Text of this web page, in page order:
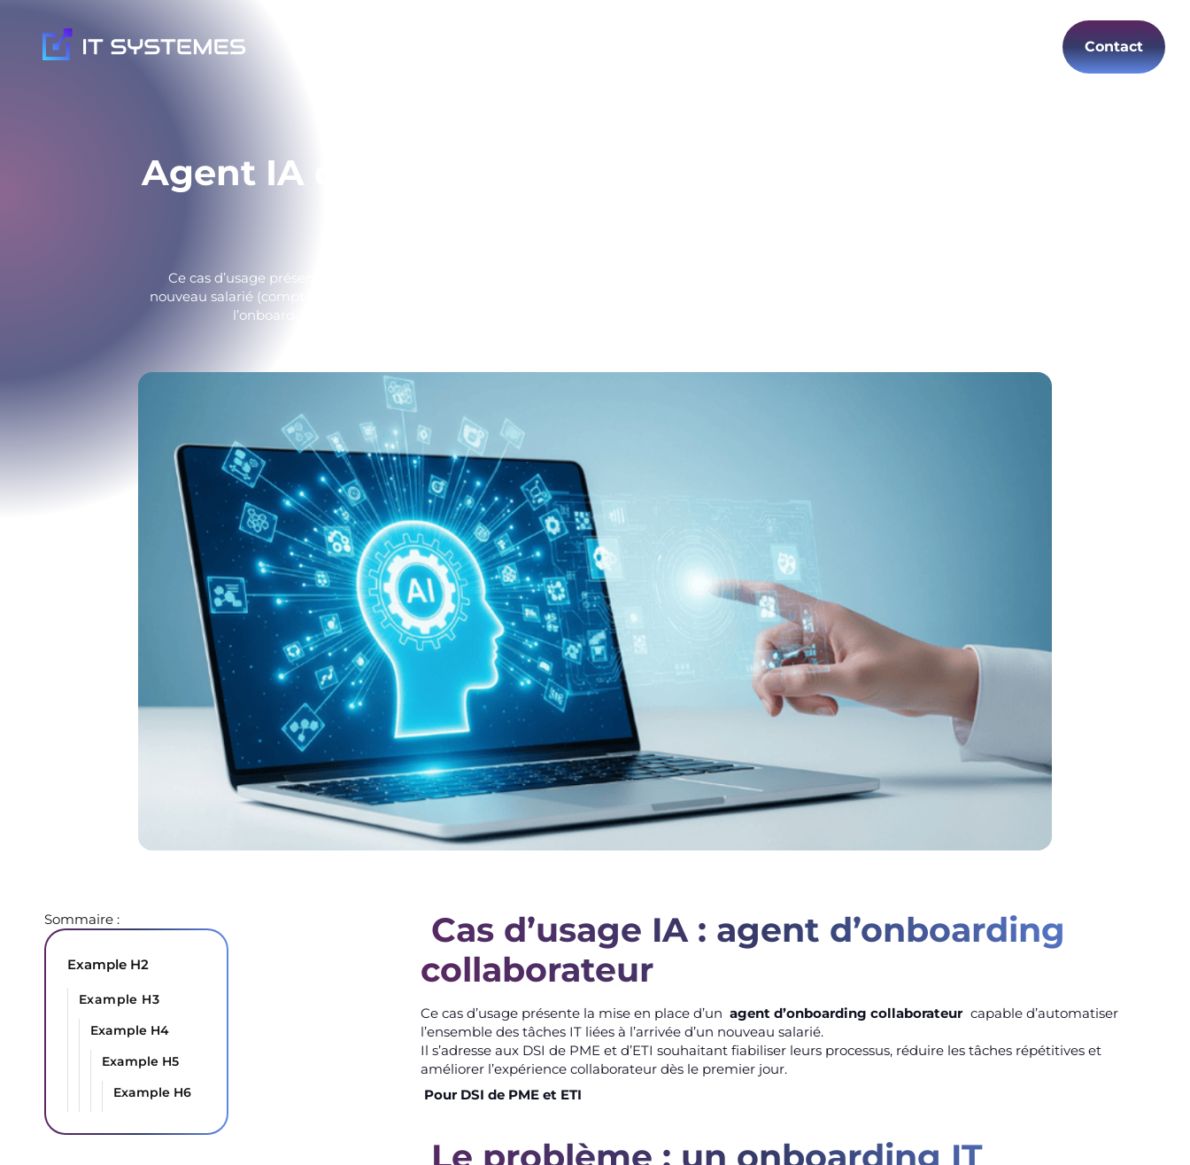
Contact
Agent IA d'onboarding : automatiser l'arrivée des
Ce cas d’usage présente un agent d’onboarding collaborateur capable d’automatiser l’ensemble des tâches IT liées à l’arrivée d’un
nouveau salarié (comptes, licences, accès, communications). Il permet aux DSI de PME et d’ETI de réduire fortement le temps passé sur
l’onboarding, de limiter les erreurs et d’améliorer l’expérience des nouveaux collaborateurs dès le premier jour.
Sommaire :
Example H2
Example H3
Example H4
Example H5
Example H6
Cas d’usage IA : agent d’onboarding
collaborateur
Ce cas d’usage présente la mise en place d’un agent d’onboarding collaborateur capable d’automatiser
l’ensemble des tâches IT liées à l’arrivée d’un nouveau salarié.
Il s’adresse aux DSI de PME et d’ETI souhaitant fiabiliser leurs processus, réduire les tâches répétitives et
améliorer l’expérience collaborateur dès le premier jour.
Pour DSI de PME et ETI
Le problème : un onboarding IT